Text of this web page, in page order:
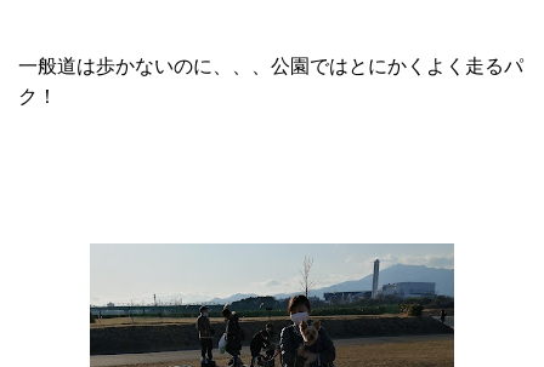
一般道は歩かないのに、、、公園ではとにかくよく走るパ
ク！